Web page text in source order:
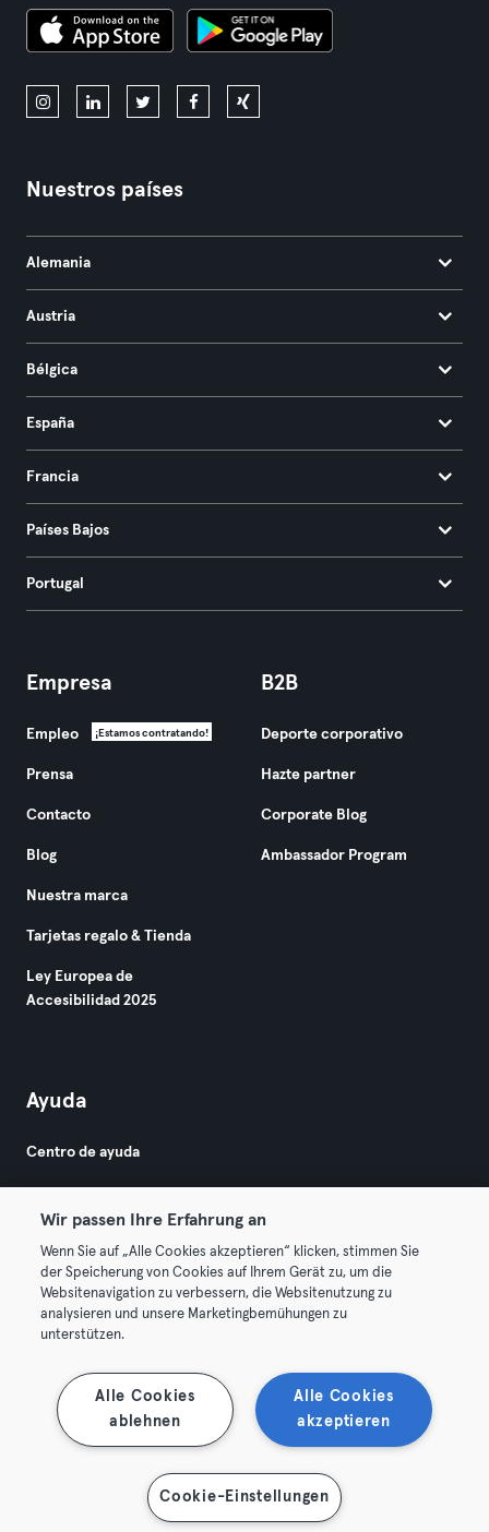
Nuestros países
Alemania
Austria
Bélgica
España
Francia
Países Bajos
Portugal
Empresa
Empleo ¡Estamos contratando!
Prensa
Contacto
Blog
Nuestra marca
Tarjetas regalo & Tienda
Ley Europea de
Accesibilidad 2025
B2B
Deporte corporativo
Hazte partner
Corporate Blog
Ambassador Program
Ayuda
Centro de ayuda
© 2026 Urban Sports Group GmbH. All rights reserved.
Términos y condiciones
Rescindir contratos aquí Desistir de contratos aquí
Wir passen Ihre Erfahrung an
Wenn Sie auf „Alle Cookies akzeptieren“ klicken, stimmen Sie
der Speicherung von Cookies auf Ihrem Gerät zu, um die
Websitenavigation zu verbessern, die Websitenutzung zu
analysieren und unsere Marketingbemühungen zu
unterstützen.
Alle Cookies
akzeptieren
Alle Cookies
ablehnen
Cookie-Einstellungen